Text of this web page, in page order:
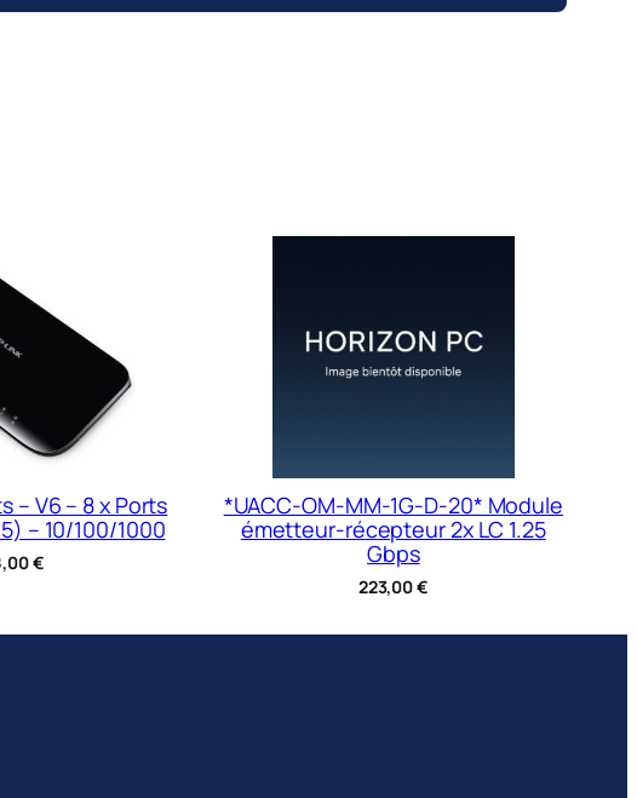
– V6 – 8 x Ports
– 10/100/1000
€
*UACC-OM-MM-1G-D-20* Module
émetteur-récepteur 2x LC 1.25
Gbps
223,00€